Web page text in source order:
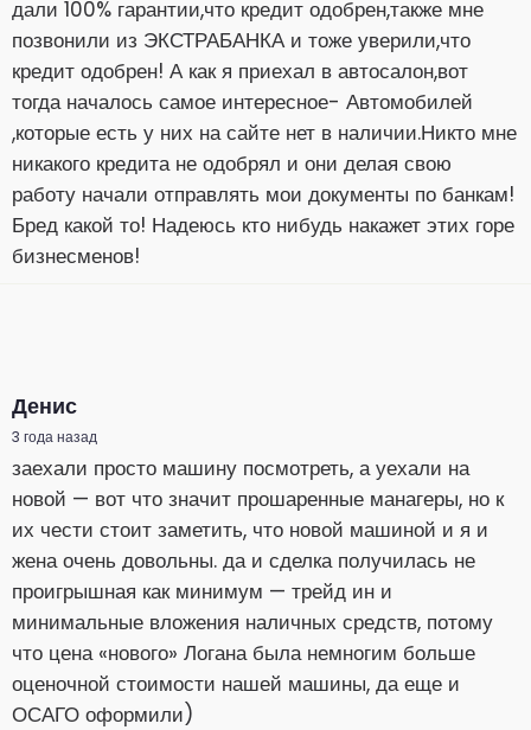
дали 100% гарантии,что кредит одобрен,также мне
позвонили из ЭКСТРАБАНКА и тоже уверили,что
кредит одобрен! А как я приехал в автосалон,вот
тогда началось самое интересное- Автомобилей
,которые есть у них на сайте нет в наличии.Никто мне
никакого кредита не одобрял и они делая свою
работу начали отправлять мои документы по банкам!
Бред какой то! Надеюсь кто нибудь накажет этих горе
бизнесменов!
Денис
3 года назад
заехали просто машину посмотреть, а уехали на
новой — вот что значит прошаренные манагеры, но к
их чести стоит заметить, что новой машиной и я и
жена очень довольны. да и сделка получилась не
проигрышная как минимум — трейд ин и
минимальные вложения наличных средств, потому
что цена «нового» Логана была немногим больше
оценочной стоимости нашей машины, да еще и
ОСАГО оформили)